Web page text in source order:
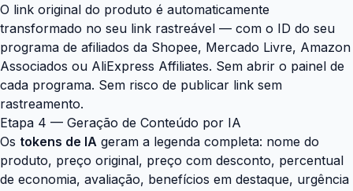
O link original do produto é automaticamente
transformado no seu link rastreável — com o ID do seu
programa de afiliados da Shopee, Mercado Livre, Amazon
Associados ou AliExpress Affiliates. Sem abrir o painel de
cada programa. Sem risco de publicar link sem
rastreamento.
Etapa 4 — Geração de Conteúdo por IA
Os tokens de IA geram a legenda completa: nome do
produto, preço original, preço com desconto, percentual
de economia, avaliação, benefícios em destaque, urgência